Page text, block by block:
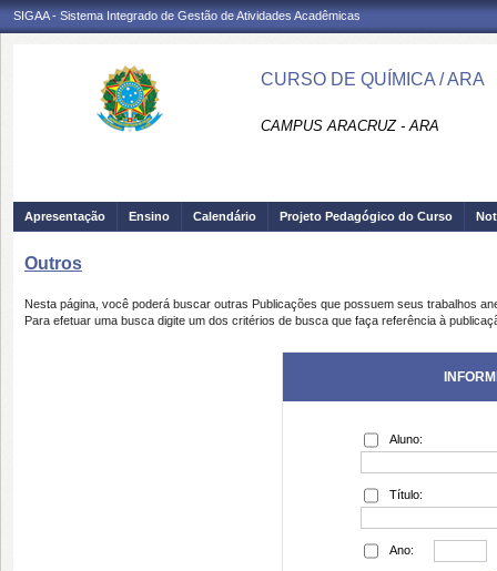
SIGAA - Sistema Integrado de Gestão de Atividades Acadêmicas
CURSO DE QUÍMICA / ARA
CAMPUS ARACRUZ - ARA
Apresentação Ensino Calendário Projeto Pedagógico do Curso
Outros
Nesta página, você poderá buscar outras Publicações que possuem seus trabalhos
Para efetuar uma busca digite um dos critérios de busca que faça referência à
Aluno:
Título:
Ano: